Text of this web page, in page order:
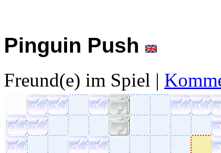
Pinguin Push
Freund(e) im Spiel |